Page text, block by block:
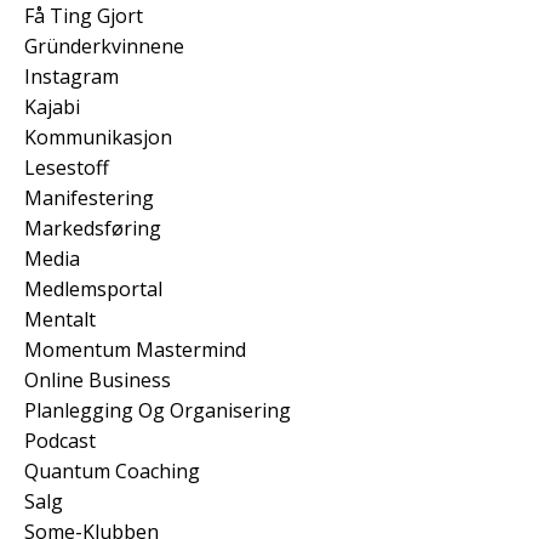
Få Ting Gjort
Gründerkvinnene
Instagram
Kajabi
Kommunikasjon
Lesestoff
Manifestering
Markedsføring
Media
Medlemsportal
Mentalt
Momentum Mastermind
Online Business
Planlegging Og Organisering
Podcast
Quantum Coaching
Salg
Some-Klubben